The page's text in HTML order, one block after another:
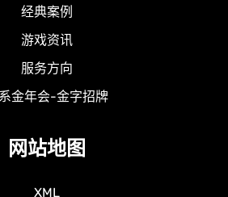
经典案例
游戏资讯
服务方向
金年会-金字招牌
网站地图
XML